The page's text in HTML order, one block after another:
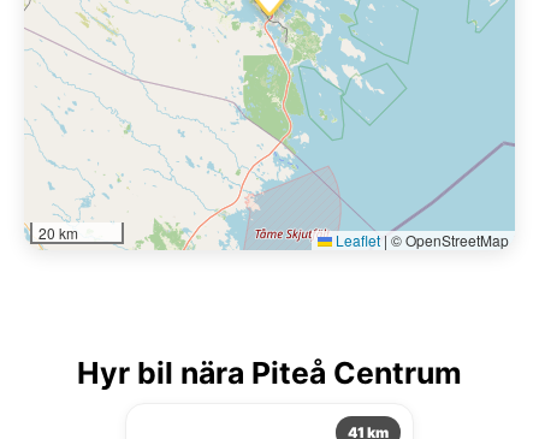
20 km Leaflet | © OpenStreetMap
Hyr bil nära Piteå Centrum
41 km